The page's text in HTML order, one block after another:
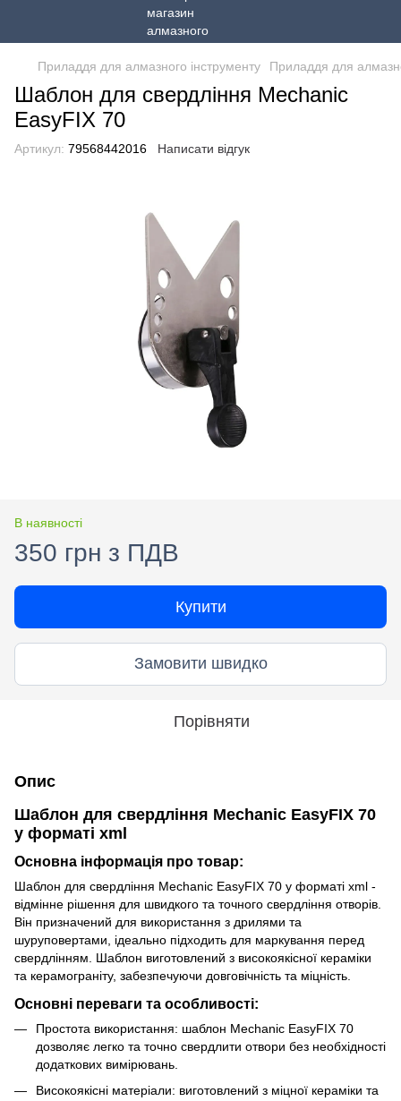
Приладдя для алмазного інструменту Приладдя для
Шаблон для свердління Mechanic
EasyFIX 70
Артикул: 79568442016 Написати відгук
В наявності
350 грн з ПДВ
Купити
Замовити швидко
Порівняти
Опис
Шаблон для свердління Mechanic EasyFIX 70
у форматі xml
Основна інформація про товар:
Шаблон для свердління Mechanic EasyFIX 70 у форматі xml -
відмінне рішення для швидкого та точного свердління отворів.
Він призначений для використання з дрилями та
шуруповертами, ідеально підходить для маркування перед
свердлінням. Шаблон виготовлений з високоякісної кераміки
та керамограніту, забезпечуючи довговічність та міцність.
Основні переваги та особливості:
Простота використання: шаблон Mechanic EasyFIX 70
дозволяє легко та точно свердлити отвори без необхідності
додаткових вимірювань.
Високоякісні матеріали: виготовлений з міцної кераміки та